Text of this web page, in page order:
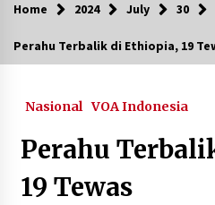
VOA
April 20, 2024
Jokowi Lantik
October 26,
Home 2024 July 30
Perahu Terbalik di Ethiopia, 19
Nasional VOA Indonesia
Perahu
19 Tewas